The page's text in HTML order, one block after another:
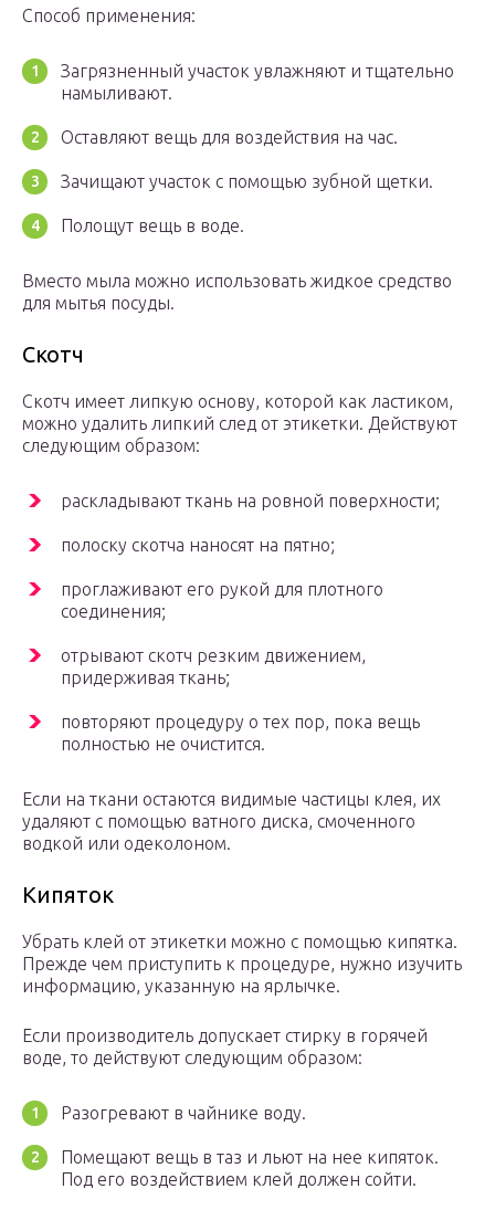
Способ применения:
Загрязненный участок увлажняют и тщательно
намыливают.
Оставляют вещь для воздействия на час.
Зачищают участок с помощью зубной щетки.
Полощут вещь в воде.
Вместо мыла можно использовать жидкое средство
для мытья посуды.
Скотч
Скотч имеет липкую основу, которой как ластиком,
можно удалить липкий след от этикетки. Действуют
следующим образом:
раскладывают ткань на ровной поверхности;
полоску скотча наносят на пятно;
проглаживают его рукой для плотного
соединения;
отрывают скотч резким движением,
придерживая ткань;
повторяют процедуру о тех пор, пока вещь
полностью не очистится.
Если на ткани остаются видимые частицы клея, их
удаляют с помощью ватного диска, смоченного
водкой или одеколоном.
Кипяток
Убрать клей от этикетки можно с помощью кипятка.
Прежде чем приступить к процедуре, нужно изучить
информацию, указанную на ярлычке.
Если производитель допускает стирку в горячей
воде, то действуют следующим образом:
Разогревают в чайнике воду.
Помещают вещь в таз и льют на нее кипяток.
Под его воздействием клей должен сойти.